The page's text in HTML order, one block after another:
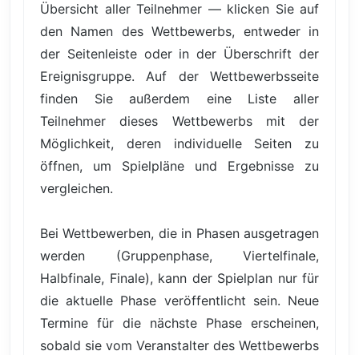
Übersicht aller Teilnehmer — klicken Sie auf
den Namen des Wettbewerbs, entweder in
der Seitenleiste oder in der Überschrift der
Ereignisgruppe. Auf der Wettbewerbsseite
finden Sie außerdem eine Liste aller
Teilnehmer dieses Wettbewerbs mit der
Möglichkeit, deren individuelle Seiten zu
öffnen, um Spielpläne und Ergebnisse zu
vergleichen.
Bei Wettbewerben, die in Phasen ausgetragen
werden (Gruppenphase, Viertelfinale,
Halbfinale, Finale), kann der Spielplan nur für
die aktuelle Phase veröffentlicht sein. Neue
Termine für die nächste Phase erscheinen,
sobald sie vom Veranstalter des Wettbewerbs